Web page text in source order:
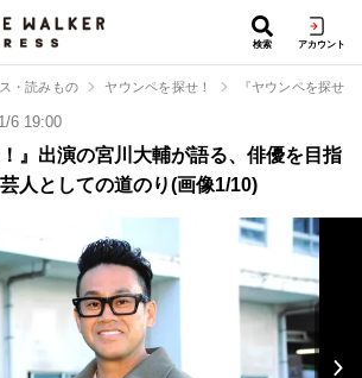
検索 アカウント
・読みもの ヤウンペを探せ！ 『ヤウンペを探せ
6 19:00
！』出演の宮川大輔が語る、俳優を目指
人としての道のり(画像1/10)